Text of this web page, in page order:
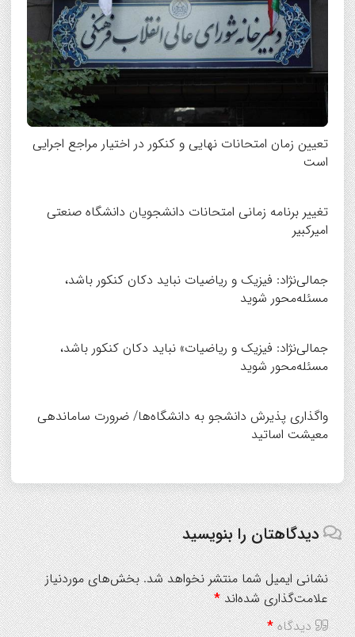
تعیین زمان امتحانات نهایی و کنکور در اختیار مراجع اجرایی
است
تغییر برنامه زمانی امتحانات دانشجویان دانشگاه صنعتی
امیرکبیر
جمالی‌نژاد: فیزیک و ریاضیات نباید دکان کنکور باشد،
مسئله‌محور شوید
جمالی‌نژاد: فیزیک و ریاضیات» نباید دکان کنکور باشد،
مسئله‌محور شوید
واگذاری پذیرش دانشجو به دانشگاه‌ها/ ضرورت ساماندهی
معیشت اساتید
دیدگاهتان را بنویسید
نشانی ایمیل شما منتشر نخواهد شد. بخش‌های موردنیاز
علامت‌گذاری شده‌اند*
دیدگاه*